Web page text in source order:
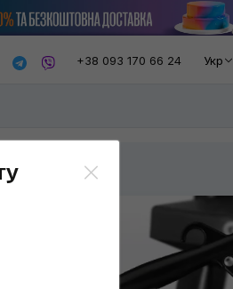
+38 093 170 66 24 Укр